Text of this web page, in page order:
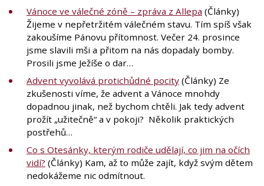
Vánoce ve válečné zóně – zpráva z Allepa (Články)
Žijeme v nepřetržitém válečném stavu. Tím spíš však
zakoušíme Pánovu přítomnost. Večer 24. prosince
jsme slavili mši a přitom na nás dopadaly bomby.
Prosili jsme Ježíše o dar…
Advent vyvolává protichůdné pocity (Články) Ze
zkušenosti víme, že advent a Vánoce mnohdy
dopadnou jinak, než bychom chtěli. Jak tedy advent
prožít „užitečně“ a v pokoji? Několik praktických
postřehů…
Co s Otesánky, kterým rodiče udělají, co jim na očích
vidí? (Články) Kam, až to může zajít, když svým dětem
nedokážeme nic odmítnout.